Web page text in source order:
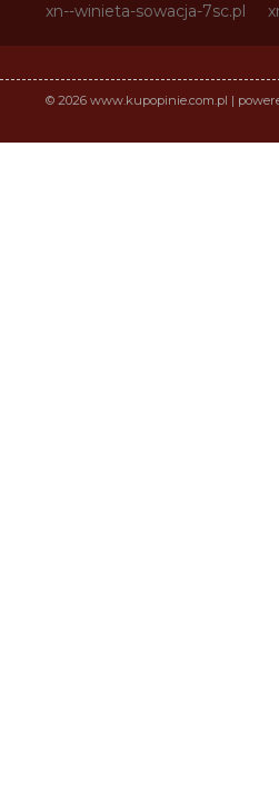
xn--winieta-sowacja-7sc.pl
© 2026 www.kupopinie.com.pl |